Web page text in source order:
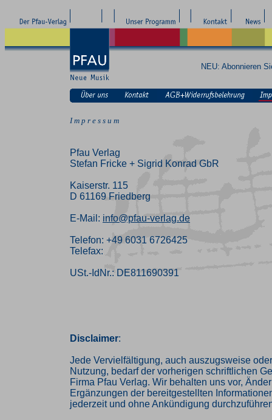
NEU: Abonnieren
I m p r e s s u m
Pfau Verlag
Stefan Fricke + Sigrid Konrad GbR
Kaiserstr. 115
D 61169 Friedberg
E-Mail: info@pfau-verlag.de
Telefon: +49 6031 6726425
Telefax:
USt.-IdNr.: DE811690391
Disclaimer:
Jede Vervielfältigung, auch auszugsweise
Nutzung, bedarf der vorherigen schriftlichen
Firma Pfau Verlag. Wir behalten uns vor,
Ergänzungen der bereitgestellten
jederzeit und ohne Ankündigung